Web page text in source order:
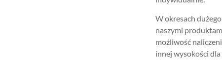
W okresach
naszymi
możliwość
innej wysokości